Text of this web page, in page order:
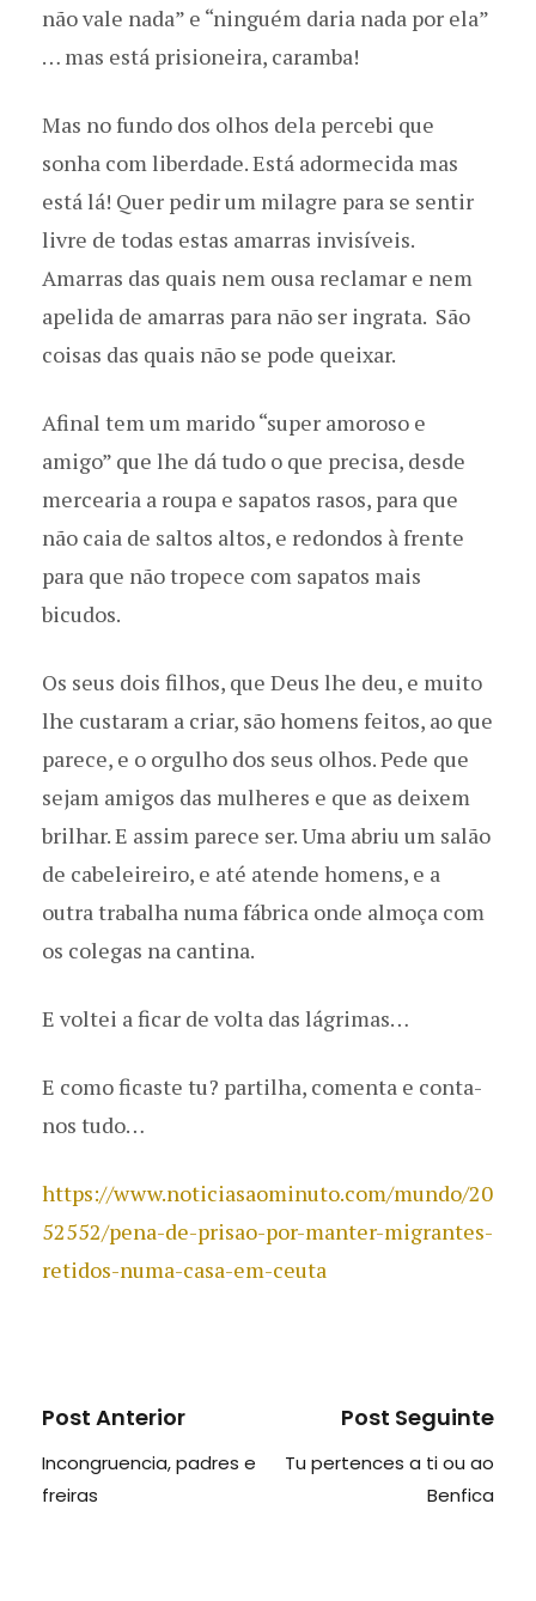
não vale nada” e “ninguém daria nada por ela”
… mas está prisioneira, caramba!
Mas no fundo dos olhos dela percebi que
sonha com liberdade. Está adormecida mas
está lá! Quer pedir um milagre para se sentir
livre de todas estas amarras invisíveis.
Amarras das quais nem ousa reclamar e nem
apelida de amarras para não ser ingrata. São
coisas das quais não se pode queixar.
Afinal tem um marido “super amoroso e
amigo” que lhe dá tudo o que precisa, desde
mercearia a roupa e sapatos rasos, para que
não caia de saltos altos, e redondos à frente
para que não tropece com sapatos mais
bicudos.
Os seus dois filhos, que Deus lhe deu, e muito
lhe custaram a criar, são homens feitos, ao que
parece, e o orgulho dos seus olhos. Pede que
sejam amigos das mulheres e que as deixem
brilhar. E assim parece ser. Uma abriu um salão
de cabeleireiro, e até atende homens, e a
outra trabalha numa fábrica onde almoça com
os colegas na cantina.
E voltei a ficar de volta das lágrimas…
E como ficaste tu? partilha, comenta e conta-
nos tudo…
https://www.noticiasaominuto.com/mundo/20
52552/pena-de-prisao-por-manter-migrantes-
retidos-numa-casa-em-ceuta
Post Anterior
Incongruencia, padres e
freiras
Post Seguinte
Tu pertences a ti ou ao
Benfica